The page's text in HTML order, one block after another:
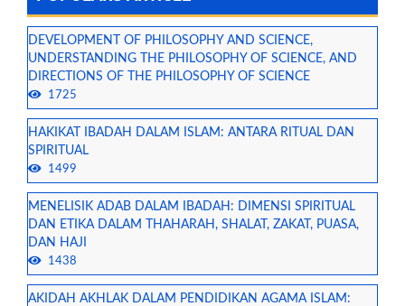
DEVELOPMENT OF PHILOSOPHY AND SCIENCE,
UNDERSTANDING THE PHILOSOPHY OF SCIENCE, AND
DIRECTIONS OF THE PHILOSOPHY OF SCIENCE
1725
HAKIKAT IBADAH DALAM ISLAM: ANTARA RITUAL DAN
SPIRITUAL
1499
MENELISIK ADAB DALAM IBADAH: DIMENSI SPIRITUAL
DAN ETIKA DALAM THAHARAH, SHALAT, ZAKAT, PUASA,
DAN HAJI
1438
AKIDAH AKHLAK DALAM PENDIDIKAN AGAMA ISLAM: